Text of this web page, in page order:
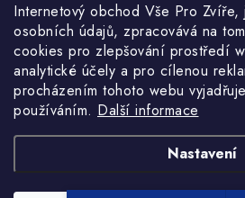
Internetový obchod Vše Pro Zvíře,
osobních údajů, zpracovává na
cookies pro zlepšování prostředí
analytické účely a pro cílenou
procházením tohoto webu
používáním. Další informace
Nastavení
Informace pro Vás
Ceník dopravy
Kontakty
Obchodní podmínky
Heuréka recenze